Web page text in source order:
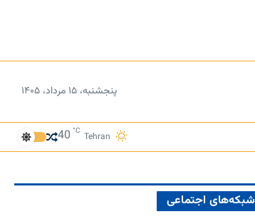
پنجشنبه، ۱۵ مرداد، ۱۴۰۵
Tehran
40 °C
شبکه‌های اجتماعی